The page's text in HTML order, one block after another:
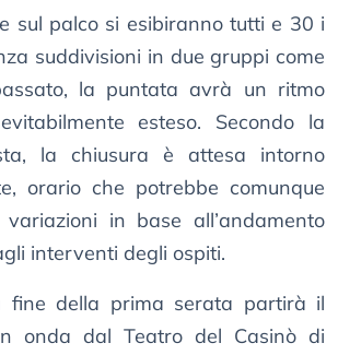
sul palco si esibiranno tutti e 30 i
suddivisioni in due gruppi come
la puntata avrà un ritmo
esteso. Secondo la
la chiusura è attesa intorno
orario che potrebbe comunque
in base all’andamento
interventi degli ospiti.
fine della prima serata partirà il
onda dal Teatro del Casinò di